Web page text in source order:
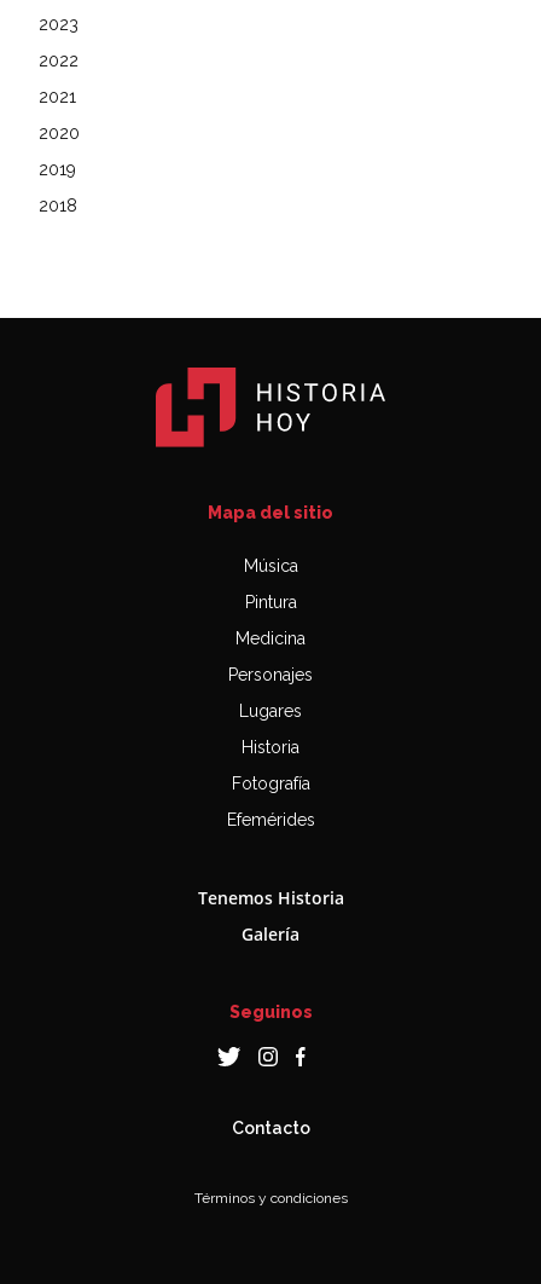
2023
2022
2021
2020
2019
2018
Mapa del sitio
Música
Pintura
Medicina
Personajes
Lugares
Historia
Fotografía
Efemérides
Tenemos Historia
Galería
Seguinos
Contacto
Términos y condiciones